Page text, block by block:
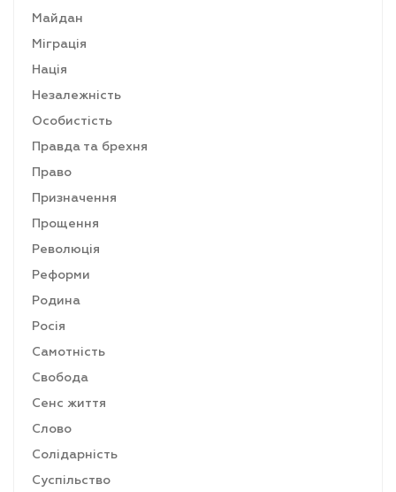
Майдан
Міграція
Нація
Незалежність
Особистість
Правда та брехня
Право
Призначення
Прощення
Революція
Реформи
Родина
Росія
Самотність
Свобода
Сенс життя
Слово
Солідарність
Суспільство